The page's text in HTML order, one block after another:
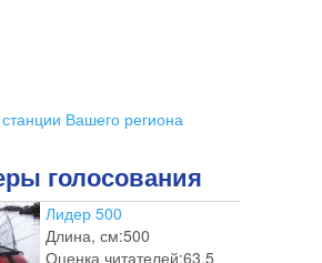
голосования
Лидер 500
Длина, см:500
Оценка читателей:63.5